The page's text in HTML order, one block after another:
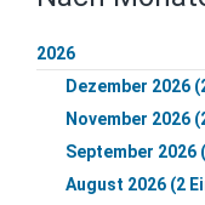
2026
Dezember 2026
November 2026
September 2026
August 2026 (2